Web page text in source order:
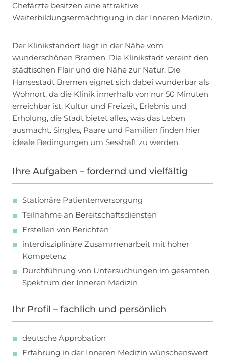
Chefärzte besitzen eine attraktive
Weiterbildungsermächtigung in der Inneren Medizin.
Der Klinikstandort liegt in der Nähe vom
wunderschönen Bremen. Die Klinikstadt vereint den
städtischen Flair und die Nähe zur Natur. Die
Hansestadt Bremen eignet sich dabei wunderbar als
Wohnort, da die Klinik innerhalb von nur 50 Minuten
erreichbar ist. Kultur und Freizeit, Erlebnis und
Erholung, die Stadt bietet alles, was das Leben
ausmacht. Singles, Paare und Familien finden hier
ideale Bedingungen um Sesshaft zu werden.
Ihre Aufgaben – fordernd und vielfältig
Stationäre Patientenversorgung
Teilnahme an Bereitschaftsdiensten
Erstellen von Berichten
interdisziplinäre Zusammenarbeit mit hoher
Kompetenz
Durchführung von Untersuchungen im gesamten
Spektrum der Inneren Medizin
Ihr Profil – fachlich und persönlich
deutsche Approbation
Erfahrung in der Inneren Medizin wünschenswert